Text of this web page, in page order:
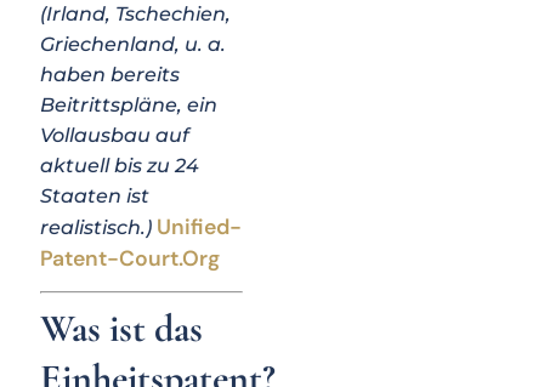
(Irland, Tschechien,
Griechenland, u. a.
haben bereits
Beitrittspläne, ein
Vollausbau auf
aktuell bis zu 24
Staaten ist
realistisch.) Unified-
Patent-Court.org
Was ist das